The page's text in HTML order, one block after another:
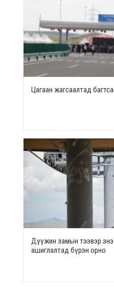
Цагаан жагсаалтад багтсан
Дүүжин замын тээвэр
ашиглалтад бүрэн орно